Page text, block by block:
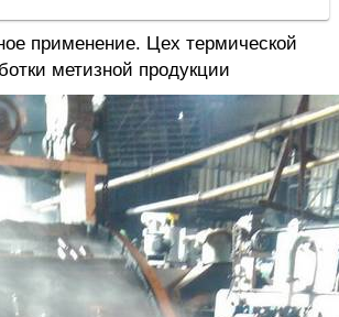
применение. Цех термической
метизной продукции